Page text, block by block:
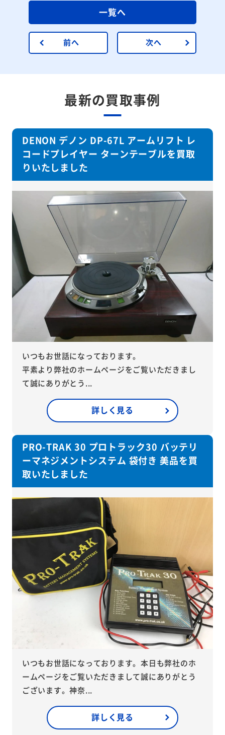
前へ
一覧へ
次へ
最新の買取事例
DENON デノン DP-67L アームリフト レ
コードプレイヤー ターンテーブルを買取
りいたしました
いつもお世話になっております。
平素より弊社のホームページをご覧いただきまし
て誠にありがとう...
詳しく見る
PRO-TRAK 30 プロトラック30 バッテリ
ーマネジメントシステム 袋付き 美品を買
取いたしました
いつもお世話になっております。本日も弊社のホ
ームページをご覧いただきまして誠にありがとう
ございます。神奈...
詳しく見る